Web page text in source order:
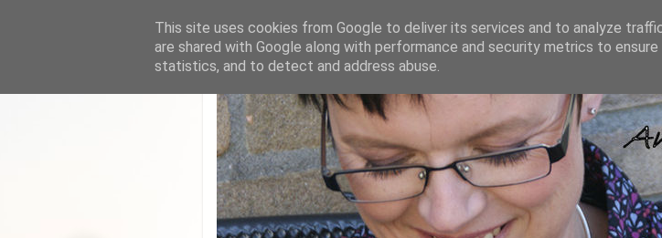
This site uses cookies from Google to deliver its services and to analyze
are shared with Google along with performance and security metrics to
statistics, and to detect and address abuse.